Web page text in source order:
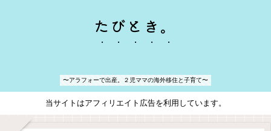
たびとき。
〜アラフォーで出産。２児ママの海外移住と子育て〜
当サイトはアフィリエイト広告を利用しています。